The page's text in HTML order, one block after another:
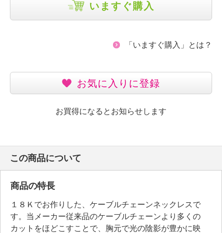
いますぐ購入
「いますぐ購入」とは？
お気に入りに登録
お買得になるとお知らせします
この商品について
商品の特長
１８Ｋでお作りした、ケーブルチェーンネックレスで
す。当メーカー従来品のケーブルチェーンより多くの
カットをほどこすことで、胸元で光の陰影が豊かに映